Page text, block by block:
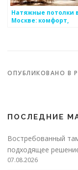
Натяжные потолки
Москве: комфорт,
ОПУБЛИКОВАНО В
ПОСЛЕДНИЕ
Востребованный
подходящее
07.08.2026